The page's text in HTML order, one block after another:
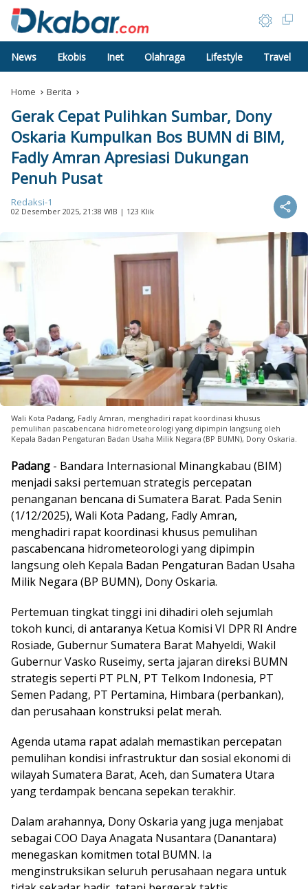
News Ekobis Inet Olahraga Lifestyle Travel
Home Berita
Gerak Cepat Pulihkan Sumbar, Dony
Oskaria Kumpulkan Bos BUMN di BIM,
Fadly Amran Apresiasi Dukungan
Penuh Pusat
Redaksi-1
02 Desember 2025, 21:38 WIB | 123 Klik
Wali Kota Padang, Fadly Amran, menghadiri rapat koordinasi khusus
pemulihan pascabencana hidrometeorologi yang dipimpin langsung oleh
Kepala Badan Pengaturan Badan Usaha Milik Negara (BP BUMN), Dony Oskaria.
Padang - Bandara Internasional Minangkabau (BIM)
menjadi saksi pertemuan strategis percepatan
penanganan bencana di Sumatera Barat. Pada Senin
(1/12/2025), Wali Kota Padang, Fadly Amran,
menghadiri rapat koordinasi khusus pemulihan
pascabencana hidrometeorologi yang dipimpin
langsung oleh Kepala Badan Pengaturan Badan Usaha
Milik Negara (BP BUMN), Dony Oskaria.
Pertemuan tingkat tinggi ini dihadiri oleh sejumlah
tokoh kunci, di antaranya Ketua Komisi VI DPR RI Andre
Rosiade, Gubernur Sumatera Barat Mahyeldi, Wakil
Gubernur Vasko Ruseimy, serta jajaran direksi BUMN
strategis seperti PT PLN, PT Telkom Indonesia, PT
Semen Padang, PT Pertamina, Himbara (perbankan),
dan perusahaan konstruksi pelat merah.
Agenda utama rapat adalah memastikan percepatan
pemulihan kondisi infrastruktur dan sosial ekonomi di
wilayah Sumatera Barat, Aceh, dan Sumatera Utara
yang terdampak bencana sepekan terakhir.
Dalam arahannya, Dony Oskaria yang juga menjabat
sebagai COO Daya Anagata Nusantara (Danantara)
menegaskan komitmen total BUMN. Ia
menginstruksikan seluruh perusahaan negara untuk